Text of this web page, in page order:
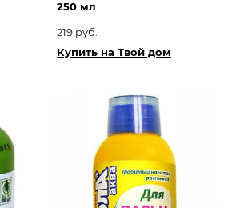
250 мл
219 руб.
Купить на Твой дом